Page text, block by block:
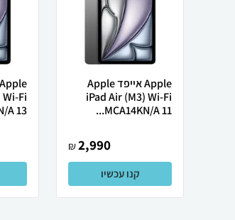
Apple אייפד Apple
iPad Air (M3) Wi-Fi
MCA14KN/A 11...
2,990
₪
קנו עכשיו
Wi-Fi
13...